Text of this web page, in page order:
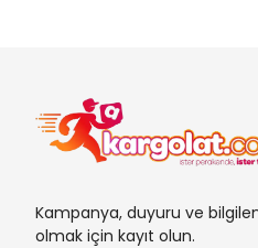
Kampanya, duyuru ve
olmak için kayıt olun.